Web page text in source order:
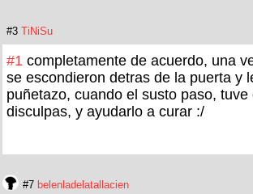
#3 TiNiSu
#1 completamente de acuerdo, una
se escondieron detras de la puerta y
puñetazo, cuando el susto paso,
disculpas, y ayudarlo a curar :/
#7 belenladelatallacien